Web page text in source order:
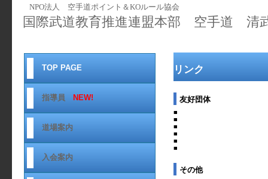
NPO法人 空手道ポイント＆KOルール協会
国際武道教育推進連盟本部 空手道 清
リンク
友好団体
■
■
■
■
■
■
その他
TOP PAGE
指導員 NEW!
道場案内
入会案内